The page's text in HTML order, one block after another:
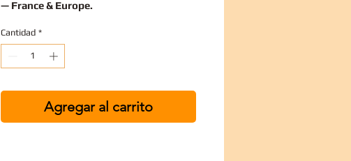
— France & Europe.
Cantidad *
Agregar al carrito